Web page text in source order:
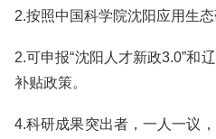
2.按照中国科学院沈阳应用生态
2.可申报“沈阳人才新政3.0”和
补贴政策。
4.科研成果突出者，一人一议